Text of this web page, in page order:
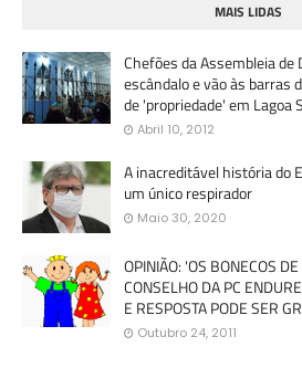
MAIS LIDAS
Chefões da Assembleia de
escândalo e vão às barras
de 'propriedade' em Lagoa
Abril 10, 2012
A inacreditável história do
um único respirador
Maio 30, 2020
OPINIÃO: 'OS BONECOS
CONSELHO DA PC
E RESPOSTA PODE SER
Outubro 24, 2011